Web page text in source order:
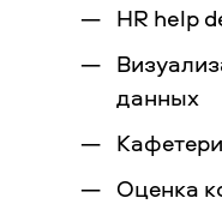
HR help
данных
Оценка